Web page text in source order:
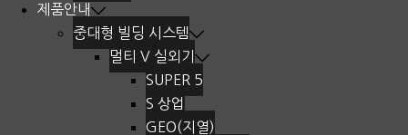
제품안내
중대형 빌딩 시스템
멀티 V 실외기
SUPER 5
S 상업
GEO(지열)